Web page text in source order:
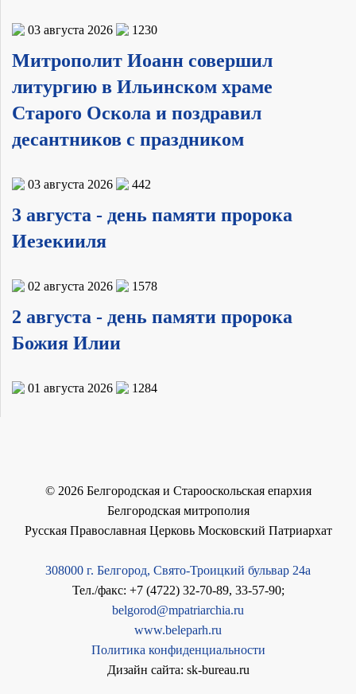
03 августа 2026 1230
Митрополит Иоанн совершил
литургию в Ильинском храме
Старого Оскола и поздравил
десантников с праздником
03 августа 2026 442
3 августа - день памяти пророка
Иезекииля
02 августа 2026 1578
2 августа - день памяти пророка
Божия Илии
01 августа 2026 1284
© 2026Белгородская и Старооскольская епархия
Белгородская митрополия
Русская Православная Церковь Московский Патриархат
308000 г. Белгород, Свято-Троицкий бульвар 24а
Тел./факс: +7 (4722) 32-70-89, 33-57-90;
belgorod@mpatriarchia.ru
www.beleparh.ru
Политика конфиденциальности
Дизайн сайта: sk-bureau.ru